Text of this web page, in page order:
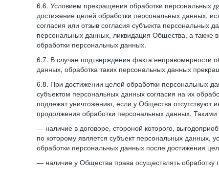
6.6. Условием прекращения обработки персональных
достижение целей обработки персональных данных,
согласия или отзыв согласия субъекта персональных
персональных данных, ликвидация Общества, а также
обработки персональных данных.
6.7. В случае подтверждения факта неправомерности
данных, обработка таких персональных данных
6.8. При достижении целей обработки персональных
субъектом персональных данных согласия на их
подлежат уничтожению, если у Общества отсутствуют
продолжения обработки персональных данных.
— наличие в договоре, стороной которого,
по которому является субъект персональных данных,
обработки персональных данных после достижения
— наличие у Общества права осуществлять обработку